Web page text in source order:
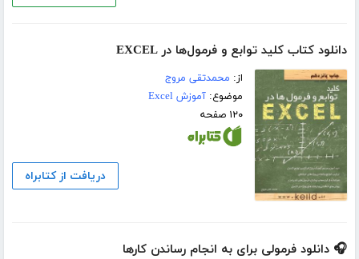
دانلود کتاب کلید توابع و فرمول‌ها در EXCEL
از: محمدتقی مروج
موضوع:آموزش Excel
۱۲۰ صفحه
دریافت از کتابراه
🎧 دانلود فرمولی برای به انجام رساندن کارها